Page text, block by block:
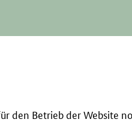
den Betrieb der Website